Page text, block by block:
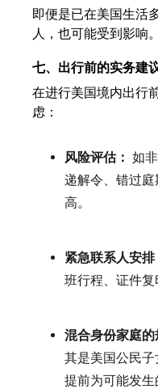
即便是已在美国生活
人，也可能受到影响。
七、出行前的实务建
在进行美国境内出行
虑：
风险评估： 如
递解令、错过
高。
紧急联系人安排
班行程、证件复
混合身份家庭的
其是美国公民
提前为可能发